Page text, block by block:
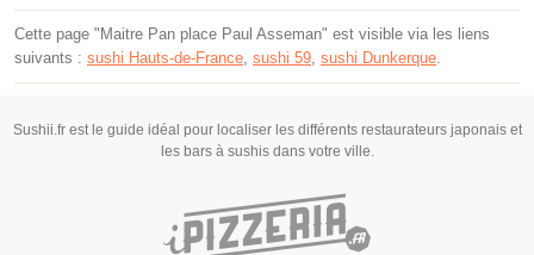
Cette page "Maitre Pan place Paul Asseman" est visible via les liens
suivants : sushi Hauts-de-France, sushi 59, sushi Dunkerque.
Sushii.fr est le guide idéal pour localiser les différents restaurateurs japonais et
les bars à sushis dans votre ville.